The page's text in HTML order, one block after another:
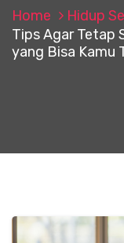
Home
Hidup
Tips Agar Tetap
yang Bisa Kamu